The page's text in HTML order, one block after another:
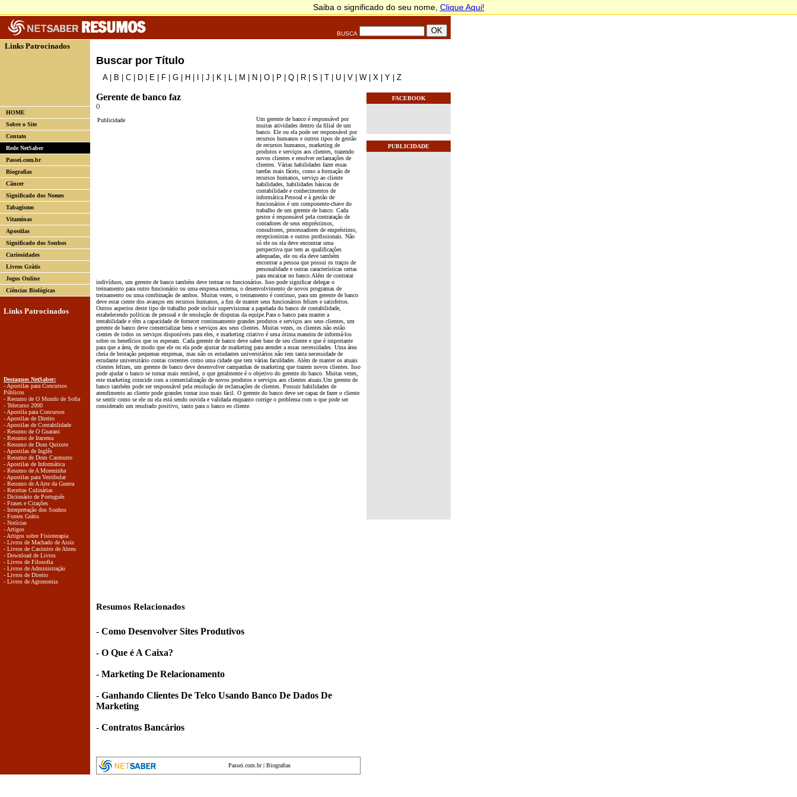
BUSCA
Links Patrocinados
HOME
Sobre o Site
Contato
Rede NetSaber
Passei.com.br
Biografias
Câncer
Significado dos Nomes
Tabagismo
Vitaminas
Apostilas
Significado dos Sonhos
Curiosidades
Livros Grátis
Jogos Online
Ciências Biológicas
Links Patrocinados
Destaques NetSaber:
- Apostilas para Concursos
Públicos
- Resumo de O Mundo de Sofia
- Telecurso 2000
- Apostila para Concursos
- Apostilas de Direito
- Apostilas de Contabilidade
- Resumo de O Guarani
- Resumo de Iracema
- Resumo de Dom Quixote
- Apostilas de Inglês
- Resumo de Dom Casmurro
- Apostilas de Informática
- Resumo de A Moreninha
- Apostilas para Vestibular
- Resumo de A Arte da Guerra
- Receitas Culinárias
- Dicionário de Português
- Frases e Citações
- Interpretação dos Sonhos
- Fontes Grátis
- Notícias
- Artigos
- Artigos sobre Fisioterapia
- Livros de Machado de Assis
- Livros de Casimiro de Abreu
- Download de Livros
- Livros de Filosofia
- Livros de Administração
- Livros de Direito
- Livros de Agronomia
Buscar por Título
A| B C D E F G H J K L M N O P Q R S T U V W X Y Z
Gerente de banco faz
()
Publicidade
Um gerente de banco é responsável por
muitas atividades dentro da filial de um
banco. Ele ou ela pode ser responsável por
recursos humanos e outros tipos de gestão
de recursos humanos, marketing de
produtos e serviços aos clientes, trazendo
novos clientes e resolver reclamações de
clientes. Várias habilidades fazer essas
tarefas mais fáceis, como a formação de
recursos humanos, serviço ao cliente
habilidades, habilidades básicas de
contabilidade e conhecimentos de
informática.Pessoal e à gestão de
funcionários é um componente-chave do
trabalho de um gerente de banco. Cada
gestor é responsável pela contratação de
contadores de seus empréstimos,
consultores, processadores de empréstimo,
recepcionistas e outros profissionais. Não
só ele ou ela deve encontrar uma
perspectiva que tem as qualificações
adequadas, ele ou ela deve também
encontrar a pessoa que possui os traços de
personalidade e outras características certas
para encaixar no banco.Além de contratar
indivíduos, um gerente de banco também deve treinar os funcionários. Isso pode significar delegar o
treinamento para outro funcionário ou uma empresa externa, o desenvolvimento de novos programas de
treinamento ou uma combinação de ambos. Muitas vezes, o treinamento é contínuo, para um gerente de banco
deve estar ciente dos avanços em recursos humanos, a fim de manter seus funcionários felizes e satisfeitos.
Outros aspectos deste tipo de trabalho pode incluir supervisionar a papelada do banco de contabilidade,
estabelecendo políticas de pessoal e de resolução de disputas da equipe.Para o banco para manter a
rentabilidade e têm a capacidade de fornecer continuamente grandes produtos e serviços aos seus clientes, um
gerente de banco deve comercializar bens e serviços aos seus clientes. Muitas vezes, os clientes não estão
cientes de todos os serviços disponíveis para eles, e marketing criativo é uma ótima maneira de informá-los
sobre os benefícios que os esperam. Cada gerente de banco deve saber base de seu cliente e que é importante
para que a área, de modo que ele ou ela pode ajustar de marketing para atender a essas necessidades. Uma área
cheia de brotação pequenas empresas, mas não os estudantes universitários não tem tanta necessidade de
estudante universitário contas correntes como uma cidade que tem várias faculdades. Além de manter os atuais
clientes felizes, um gerente de banco deve desenvolver campanhas de marketing que trazem novos clientes. Isso
pode ajudar o banco se tornar mais rentável, o que geralmente é o objetivo do gerente do banco. Muitas vezes,
este marketing coincide com a comercialização de novos produtos e serviços aos clientes atuais.Um gerente de
banco também pode ser responsável pela resolução de reclamações de clientes. Possuir habilidades de
atendimento ao cliente pode grandes tornar isso mais fácil. O gerente do banco deve ser capaz de fazer o cliente
se sentir como se ele ou ela está sendo ouvida e validada enquanto corrige o problema com o que pode ser
considerado um resultado positivo, tanto para o banco eo cliente.
Resumos Relacionados
- Como Desenvolver Sites Produtivos
- O Que é A Caixa?
- Marketing De Relacionamento
- Ganhando Clientes De Telco Usando Banco De Dados De
Marketing
- Contratos Bancários
Passei.com.br| Biografias
FACEBOOK
PUBLICIDADE